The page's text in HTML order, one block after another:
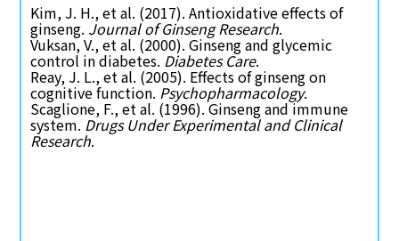
Kim, J. H., et al. (2017). Antioxidative effects of
ginseng. Journal of Ginseng Research.
Vuksan, V., et al. (2000). Ginseng and glycemic
control in diabetes. Diabetes Care.
Reay, J. L., et al. (2005). Effects of ginseng on
cognitive function. Psychopharmacology.
Scaglione, F., et al. (1996). Ginseng and immune
system. Drugs Under Experimental and Clinical
Research.